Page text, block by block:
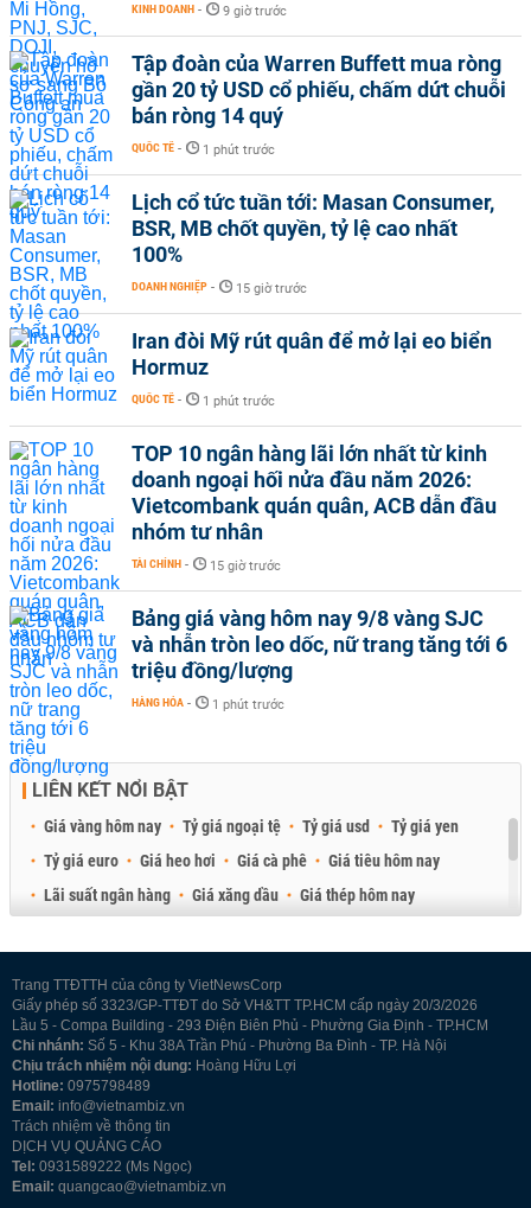
KINH DOANH - 9 giờ trước
Tập đoàn của Warren Buffett mua ròng
gần 20 tỷ USD cổ phiếu, chấm dứt chuỗi
bán ròng 14 quý
QUỐC TẾ - 1 phút trước
Lịch cổ tức tuần tới: Masan Consumer,
BSR, MB chốt quyền, tỷ lệ cao nhất
100%
DOANH NGHIỆP - 15 giờ trước
Iran đòi Mỹ rút quân để mở lại eo biển
Hormuz
QUỐC TẾ - 1 phút trước
TOP 10 ngân hàng lãi lớn nhất từ kinh
doanh ngoại hối nửa đầu năm 2026:
Vietcombank quán quân, ACB dẫn đầu
nhóm tư nhân
TÀI CHÍNH - 15 giờ trước
Bảng giá vàng hôm nay 9/8 vàng SJC
và nhẫn tròn leo dốc, nữ trang tăng tới 6
triệu đồng/lượng
HÀNG HÓA - 1 phút trước
LIÊN KẾT NỔI BẬT
Giá vàng hôm nay Tỷ giá ngoại tệ Tỷ giá usd
Tỷ giá yen
Tỷ giá euro
Giá heo hơi Giá cà phê
Giá tiêu hôm nay
Lãi suất ngân hàng
Giá xăng dầu
Giá thép hôm nay
Trang TTĐTTH của công ty VietNewsCorp
Giấy phép số 3323/GP-TTĐT do Sở VH&TT TP.HCM cấp ngày 20/3/2026
Lầu 5 - Compa Building - 293 Điện Biên Phủ - Phường Gia Định - TP.HCM
Chi nhánh: Số 5 - Khu 38A Trần Phú - Phường Ba Đình - TP. Hà Nội
Chịu trách nhiệm nội dung: Hoàng Hữu Lợi
Hotline: 0975798489
Email: info@vietnambiz.vn
Trách nhiệm về thông tin
DỊCH VỤ QUẢNG CÁO
Tel: 0931589222 (Ms Ngọc)
Email: quangcao@vietnambiz.vn